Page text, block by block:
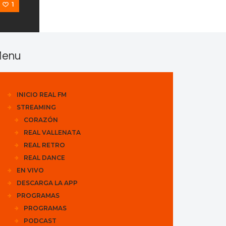
1
INICIO REAL FM
STREAMING
CORAZÓN
REAL VALLENATA
REAL RETRO
REAL DANCE
EN VIVO
DESCARGA LA APP
PROGRAMAS
PROGRAMAS
PODCAST